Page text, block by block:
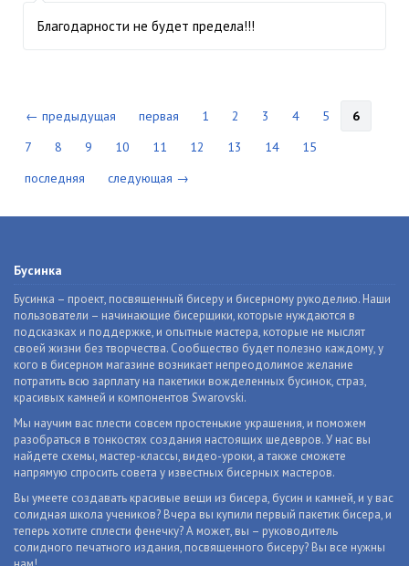
Благодарности не будет предела!!!
← предыдущая первая 1 2 3 4 5
6
7
8 9 10 11 12 13 14
15
последняя
следующая →
Бусинка
Бусинка – проект, посвященный бисеру и бисерному рукоделию. Наши
пользователи – начинающие бисерщики, которые нуждаются в
подсказках и поддержке, и опытные мастера, которые не мыслят
своей жизни без творчества. Сообщество будет полезно каждому, у
кого в бисерном магазине возникает непреодолимое желание
потратить всю зарплату на пакетики вожделенных бусинок, страз,
красивых камней и компонентов Swarovski.
Мы научим вас плести совсем простенькие украшения, и поможем
разобраться в тонкостях создания настоящих шедевров. У нас вы
найдете схемы, мастер-классы, видео-уроки, а также сможете
напрямую спросить совета у известных бисерных мастеров.
Вы умеете создавать красивые вещи из бисера, бусин и камней, и у вас
солидная школа учеников? Вчера вы купили первый пакетик бисера, и
теперь хотите сплести фенечку? А может, вы – руководитель
солидного печатного издания, посвященного бисеру? Вы все нужны